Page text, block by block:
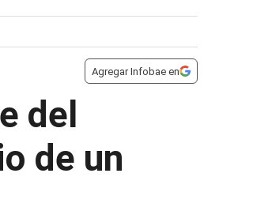
Agregar Infobae en
del
de un